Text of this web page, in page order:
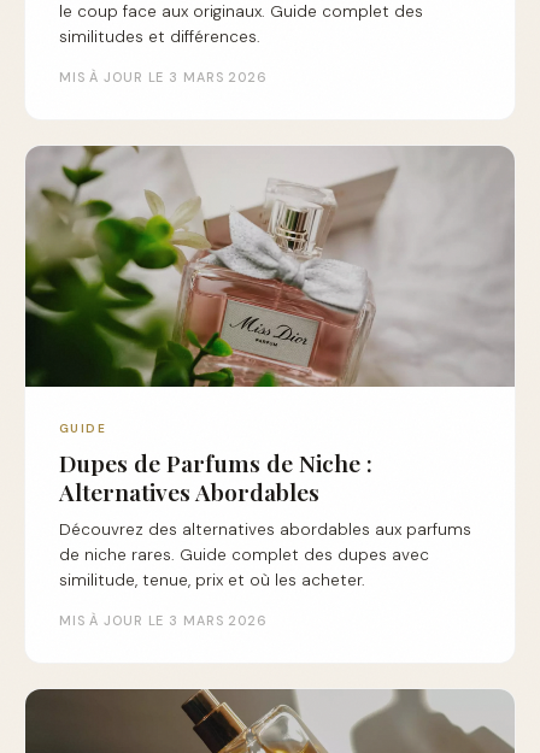
le coup face aux originaux. Guide complet des
similitudes et différences.
MIS À JOUR LE 3 MARS 2026
GUIDE
Dupes de Parfums de Niche :
Alternatives Abordables
Découvrez des alternatives abordables aux parfums
de niche rares. Guide complet des dupes avec
similitude, tenue, prix et où les acheter.
MIS À JOUR LE 3 MARS 2026